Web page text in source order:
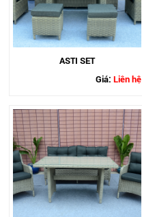
ASTI SET
Giá:Liên hệ